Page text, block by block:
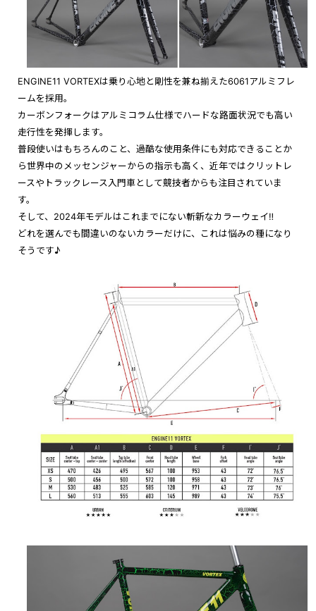
ENGINE11 VORTEXは乗り心地と剛性を兼ね揃えた6061アルミフレ
ームを採用。
カーボンフォークはアルミコラム仕様でハードな路面状況でも高い
走行性を発揮します。
普段使いはもちろんのこと、過酷な使用条件にも対応できることか
ら世界中のメッセンジャーからの指示も高く、近年ではクリットレ
ースやトラックレース入門車として競技者からも注目されていま
す。
そして、2024年モデルはこれまでにない斬新なカラーウェイ‼︎
どれを選んでも間違いのないカラーだけに、これは悩みの種になり
そうです♪